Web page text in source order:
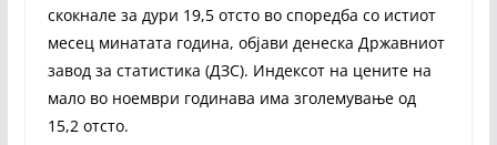
скокнале за дури 19,5 отсто во споредба со истиот
месец минатата година, објави денеска Државниот
завод за статистика (ДЗС). Индексот на цените на
мало во ноември годинава има зголемување од
15,2 отсто.